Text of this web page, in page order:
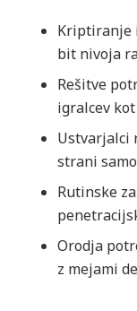
Kriptiranje
bit nivoja
Rešitve
igralcev
Ustvarjalci
strani
Rutinske
Orodja
z mejami